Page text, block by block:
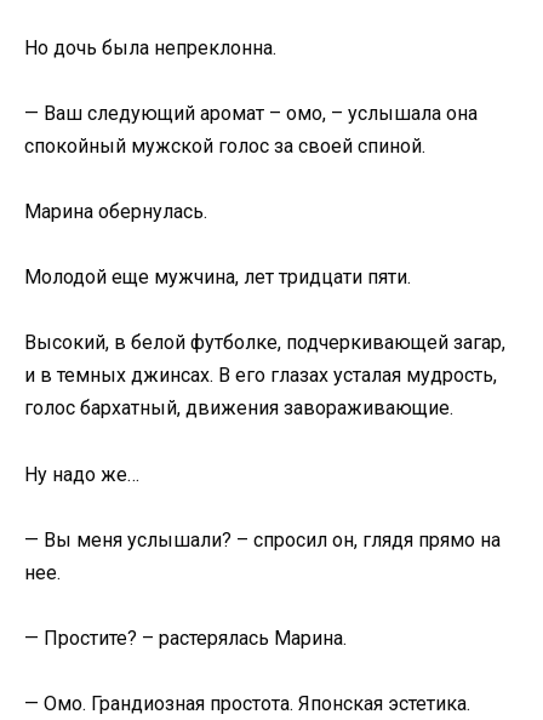
Но дочь была непреклонна.
— Ваш следующий аромат – омо, – услышала она
спокойный мужской голос за своей спиной.
Марина обернулась.
Молодой еще мужчина, лет тридцати пяти.
Высокий, в белой футболке, подчеркивающей загар,
и в темных джинсах. В его глазах усталая мудрость,
голос бархатный, движения завораживающие.
Ну надо же…
— Вы меня услышали? – спросил он, глядя прямо на
нее.
— Простите? – растерялась Марина.
— Омо. Грандиозная простота. Японская эстетика.